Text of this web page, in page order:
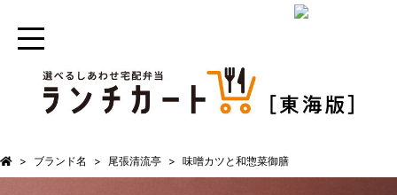
ブランド名 尾張清流亭 味噌カツと和惣菜御膳